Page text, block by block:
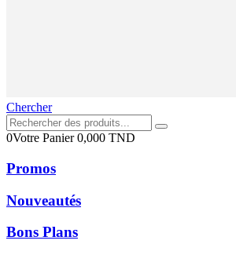
Chercher
0Votre Panier0,000 TND
Promos
Nouveautés
Bons Plans